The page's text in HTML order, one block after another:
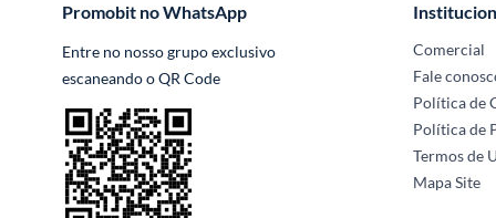
Promobit no WhatsApp
Entre no nosso grupo exclusivo
escaneando o QR Code
Comercial
Fale
Política de
Política de
Termos de
Mapa Site